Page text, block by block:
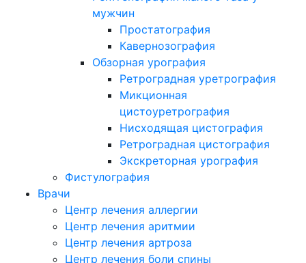
мужчин
Простатография
Кавернозография
Обзорная урография
Ретроградная уретрография
Микционная
цистоуретрография
Нисходящая цистография
Ретроградная цистография
Экскреторная урография
Фистулография
Врачи
Центр лечения аллергии
Центр лечения аритмии
Центр лечения артроза
Центр лечения боли спины